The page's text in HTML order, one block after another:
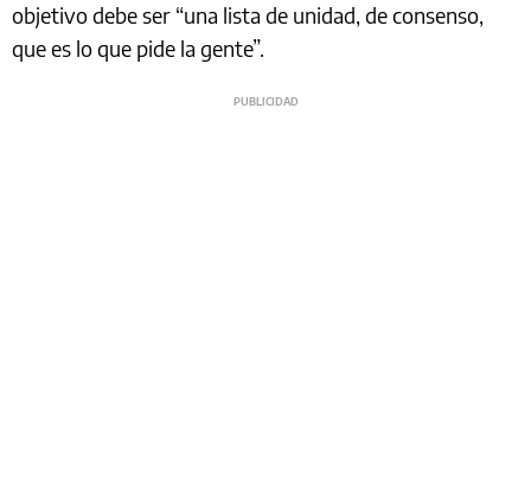
objetivo debe ser “una lista de unidad, de consenso,
que es lo que pide la gente”.